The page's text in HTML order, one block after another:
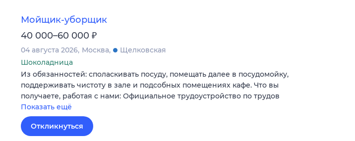
Мойщик-уборщик
40 000–60 000 ₽
04 августа 2026 Москва
Щелковская
Шоколадница
Из обязанностей: споласкивать посуду, помещать далее в посудомойку,
поддерживать чистоту в зале и подсобных помещениях кафе. Что вы
получаете, работая с нами: Официальное трудоустройство по трудов
Показать ещё
Откликнуться